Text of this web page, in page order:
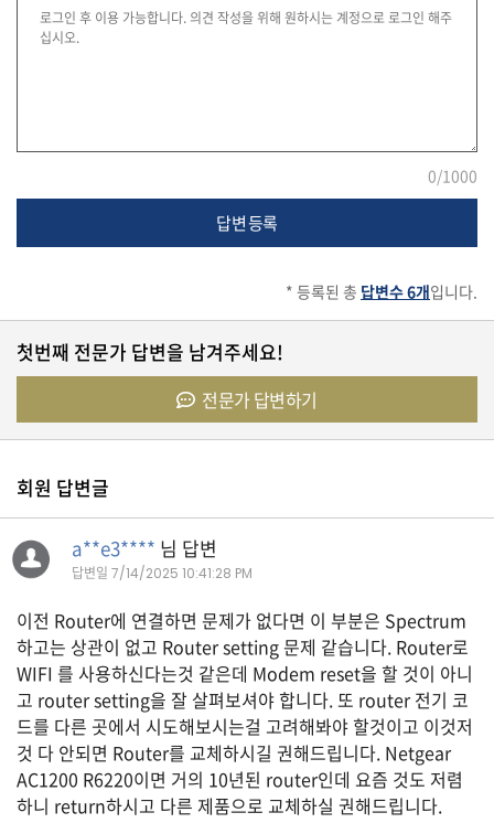
학/
여
행/
취
미/
일
자
동
차
0/1000
답변 등록
* 등록된 총 답변수 6개입니다.
첫번째 전문가 답변을 남겨주세요!
전문가 답변하기
회원 답변글
a**e3**** 님 답변
답변일 7/14/2025 10:41:28 PM
이전 Router에 연결하면 문제가 없다면 이 부분은 Spectrum
하고는 상관이 없고 Router setting 문제 같습니다. Router로
WIFI 를 사용하신다는것 같은데 Modem reset을 할 것이 아니
고 router setting을 잘 살펴보셔야 합니다. 또 router 전기 코
드를 다른 곳에서 시도해보시는걸 고려해봐야 할것이고 이것저
것 다 안되면 Router를 교체하시길 권해드립니다. Netgear
AC1200 R6220이면 거의 10년된 router인데 요즘 것도 저렴
하니 return하시고 다른 제품으로 교체하실 권해드립니다.